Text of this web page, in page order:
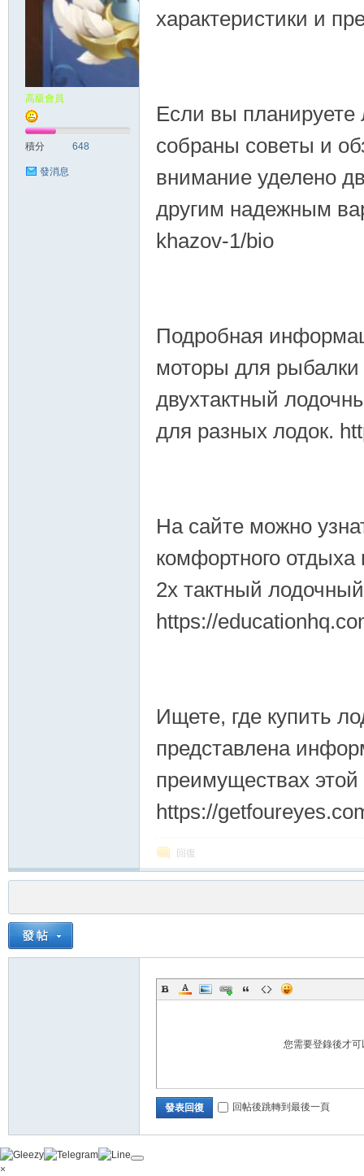
高級會員
積分 648
發消息
характеристики и
Если вы планируете
собраны советы и
внимание уделено
другим надежным
khazov-1/bio
Подробная
моторы для рыбалки
двухтактный
для разных лодок.
На сайте можно
комфортного
2х тактный
https://
Ищете, где купить
представлена
преимуществах
https://
回復
您需要登錄後才
發表回復 回帖後跳轉到最後一頁
×